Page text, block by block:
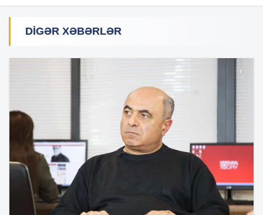
DIGƏR XƏBƏRLƏR